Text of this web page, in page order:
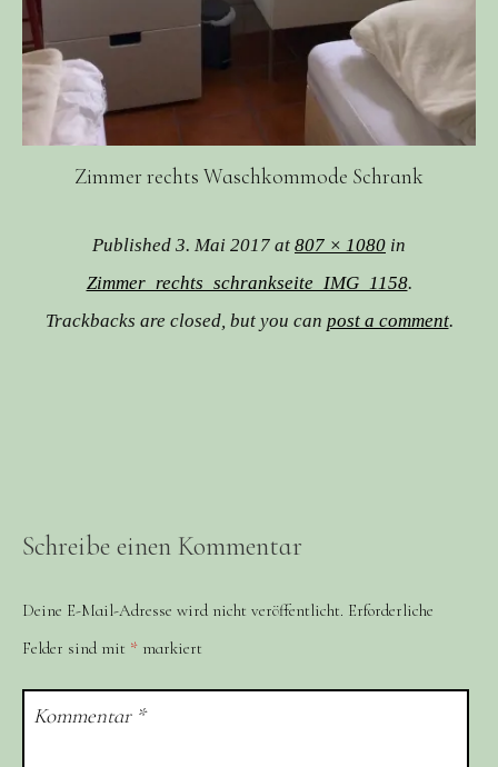
Zimmer rechts Waschkommode Schrank
Published 3. Mai 2017 at 807 × 1080 in
Zimmer_rechts_schrankseite_IMG_1158.
Trackbacks are closed, but you can post a comment.
Schreibe einen Kommentar
Deine E-Mail-Adresse wird nicht veröffentlicht. Erforderliche
Felder sind mit * markiert
Kommentar *